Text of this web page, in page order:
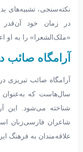
نکته‌سنجی، تشبیه‌های
در زمان خود
«ملک‌الشعرا» را به او
آرامگاه صائب
آرامگاه صائب تبریزی
سال‌هاست که به‌عنوان
شناخته می‌شود. این
شاعران فارسی‌زبان
علاقه‌مندان به فرهنگ